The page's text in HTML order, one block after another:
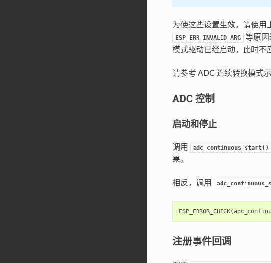
为使这些设置生效，请使用
ESP_ERR_INVALID_ARG 等原因
模式驱动已经启动，此时不
请参考 ADC 连续转换模式示
ADC 控制
启动和停止
调用 adc_continuous_start()
果。
相反，调用
ESP_ERROR_CHECK(
注册事件回调